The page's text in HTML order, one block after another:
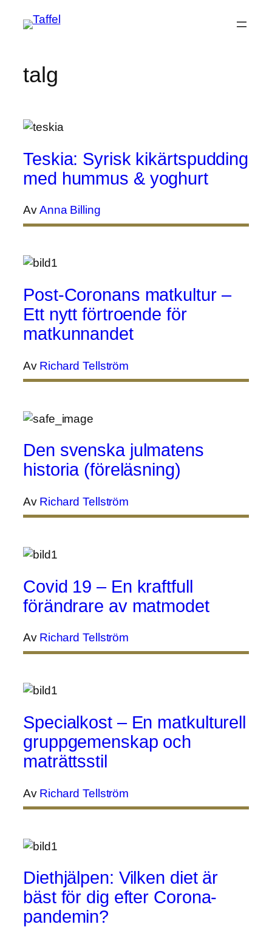
talg
Teskia: Syrisk kikärtspudding
med hummus & yoghurt
AvAnna Billing
Post-Coronans matkultur –
Ett nytt förtroende för
matkunnandet
Av Richard Tellström
Den svenska julmatens
historia (föreläsning)
Av Richard Tellström
Covid 19 – En kraftfull
förändrare av matmodet
Av Richard Tellström
Specialkost – En matkulturell
gruppgemenskap och
maträttsstil
Av Richard Tellström
Diethjälpen: Vilken diet är
bäst för dig efter Corona-
pandemin?